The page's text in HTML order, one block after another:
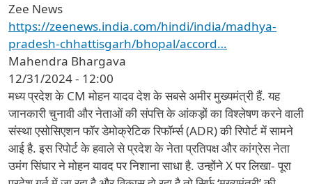
Zee News
https://zeenews.india.com/hindi/india/madhya-
pradesh-chhattisgarh/bhopal/accord…
Mahendra Bhargava
12/31/2024 - 12:00
मध्य प्रदेश के CM मोहन यादव देश के सबसे अमीर मुख्यमंत्री हैं. यह
जानकारी चुनावी और नेताओं की संपत्ति के आंकड़ों का विश्लेषण करने वाली
संस्था एसोसिएशन फॉर डेमोक्रेटिक रिफॉर्म्स (ADR) की रिपोर्ट में सामने
आई है. इस रिपोर्ट के हवाले से प्रदेश के नेता प्रतिपक्ष और कांग्रेस नेता
उमंग सिंघार ने मोहन यावद पर निशाना साधा है. उन्होंने X पर लिखा- पूरा